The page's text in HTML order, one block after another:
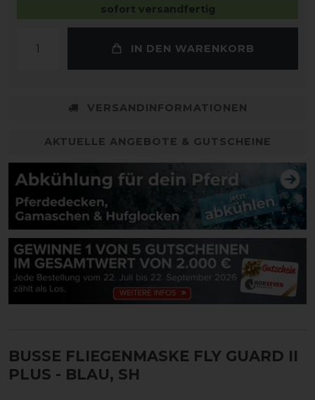
sofort versandfertig
IN DEN WARENKORB
VERSANDINFORMATIONEN
AKTUELLE ANGEBOTE & GUTSCHEINE
BUSSE FLIEGENMASKE FLY GUARD II
PLUS - BLAU, SH